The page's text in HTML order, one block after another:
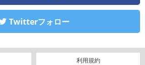
Twitterフォロー
利用規約